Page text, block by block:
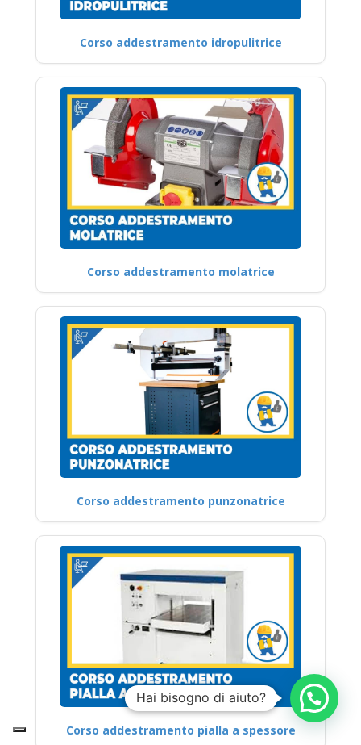
Corso addestramento idropulitrice
Corso addestramento molatrice
Corso addestramento punzonatrice
Corso addestramento pialla a spessore
Hai bisogno di aiuto?